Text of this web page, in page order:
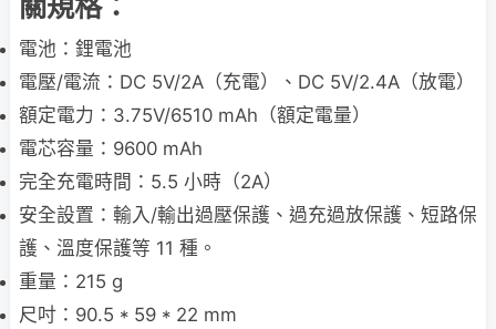
關規格：
電池：鋰電池
電壓/電流：DC 5V/2A（充電）、DC 5V/2.4A（放電）
額定電力：3.75V/6510 mAh（額定電量）
電芯容量：9600 mAh
完全充電時間：5.5 小時（2A）
安全設置：輸入/輸出過壓保護、過充過放保護、短路保
護、溫度保護等 11 種。
重量：215 g
尺吋：90.5 * 59 * 22 mm